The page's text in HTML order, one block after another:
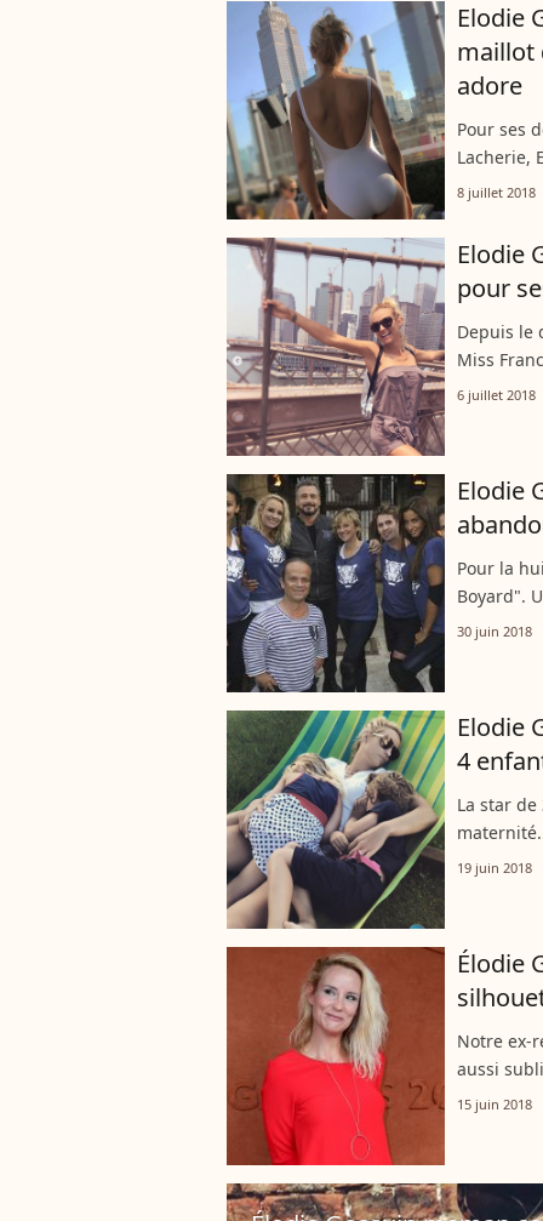
Elodie
maillot
adore
Pour ses
Lacherie,
de leurs
8 juillet 2018
Elodie
pour
Depuis le
Miss
mari
6 juillet 2018
Elodie
Pour la
Boyard".
sur
30 juin 2018
Elodie
4
La star
qui s'est
19 juin 2018
Élodie
Notre ex-
aussi
paires de
15 juin 2018